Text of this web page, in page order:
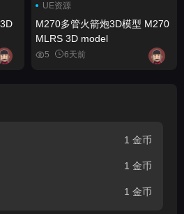
UE资源
M270多管火箭炮3D模型 M270
MLRS 3D model
5 6天前
1 金币
1 金币
1 金币